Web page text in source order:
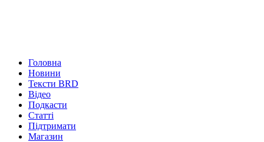
Головна
Новини
Тексти BRD
Відео
Подкасти
Статті
Підтримати
Магазин